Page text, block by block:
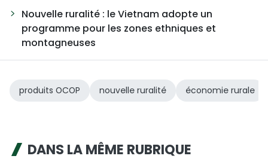
Nouvelle ruralité : le Vietnam adopte un
programme pour les zones ethniques et
montagneuses
produits OCOP nouvelle ruralité économie rurale
DANS LA MÊME RUBRIQUE